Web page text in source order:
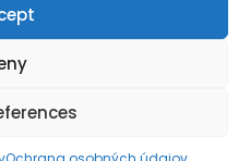
práva vyhradené